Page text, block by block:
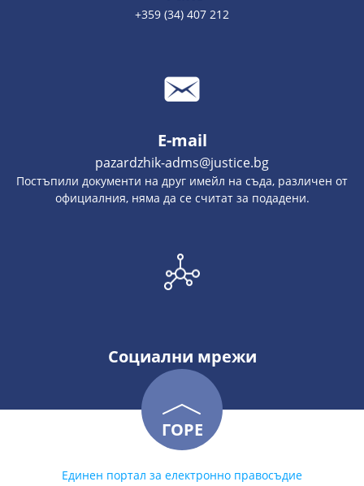
+359 (34) 407 212
E-mail
pazardzhik-adms@justice.bg
Постъпили документи на друг имейл на съда, различен от
официалния, няма да се считат за подадени.
Социални мрежи
ГОРЕ
Единен портал за електронно правосъдие